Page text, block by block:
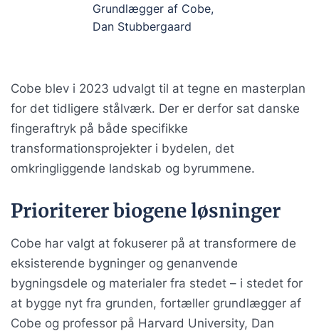
Grundlægger af Cobe,
Dan Stubbergaard
Cobe blev i 2023 udvalgt til at tegne en masterplan
for det tidligere stålværk. Der er derfor sat danske
fingeraftryk på både specifikke
transformationsprojekter i bydelen, det
omkringliggende landskab og byrummene.
Prioriterer biogene løsninger
Cobe har valgt at fokuserer på at transformere de
eksisterende bygninger og genanvende
bygningsdele og materialer fra stedet – i stedet for
at bygge nyt fra grunden, fortæller grundlægger af
Cobe og professor på Harvard University, Dan